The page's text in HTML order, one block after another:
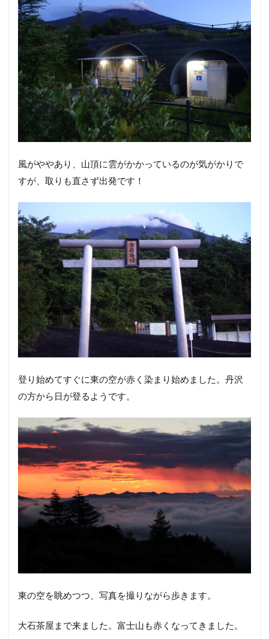
風がややあり、山頂に雲がかかっているのが気がかりで
すが、取りも直さず出発です！
登り始めてすぐに東の空が赤く染まり始めました。丹沢
の方から日が登るようです。
東の空を眺めつつ、写真を撮りながら歩きます。
大石茶屋まで来ました。富士山も赤くなってきました。